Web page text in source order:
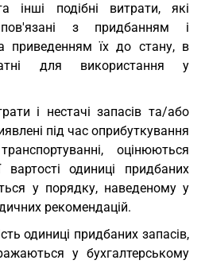
інші подібні витрати, які
з придбанням і
приведенням їх до стану, в
для використання у
і нестачі запасів та/або
під час оприбуткування
оцінюються
вартості одиниці придбаних
у порядку, наведеному у
рекомендацій.
одиниці придбаних запасів,
у бухгалтерському